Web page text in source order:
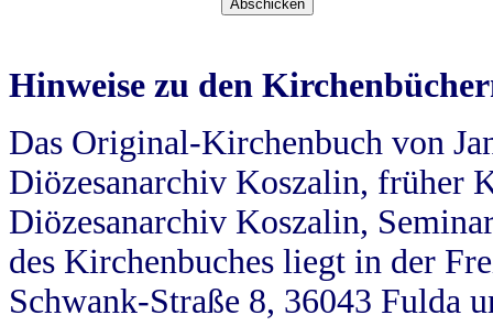
Hinweise zu den
Das Original-Kirchenbuch von
Diözesanarchiv Koszalin, früher
Diözesanarchiv Koszalin,
des Kirchenbuches liegt in der
Schwank-Straße 8, 36043 Fulda